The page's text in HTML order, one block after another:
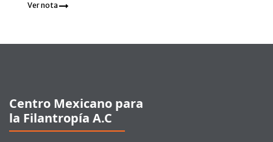
Ver nota
Centro Mexicano para
la Filantropía A.C